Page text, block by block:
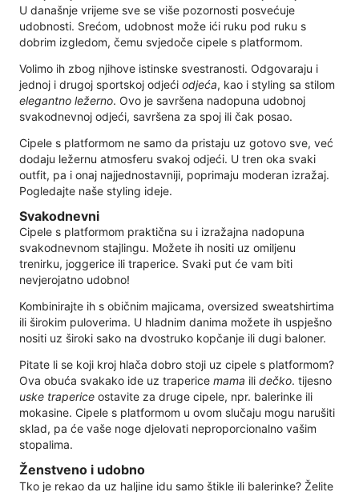
U današnje vrijeme sve se više pozornosti posvećuje
udobnosti. Srećom, udobnost može ići ruku pod ruku s
dobrim izgledom, čemu svjedoče cipele s platformom.
Volimo ih zbog njihove istinske svestranosti. Odgovaraju i
jednoj i drugoj sportskoj odjeći odjeća, kao i styling sa stilom
elegantno ležerno. Ovo je savršena nadopuna udobnoj
svakodnevnoj odjeći, savršena za spoj ili čak posao.
Cipele s platformom ne samo da pristaju uz gotovo sve, već
dodaju ležernu atmosferu svakoj odjeći. U tren oka svaki
outfit, pa i onaj najjednostavniji, poprimaju moderan izražaj.
Pogledajte naše styling ideje.
Svakodnevni
Cipele s platformom praktična su i izražajna nadopuna
svakodnevnom stajlingu. Možete ih nositi uz omiljenu
trenirku, joggerice ili traperice. Svaki put će vam biti
nevjerojatno udobno!
Kombinirajte ih s običnim majicama, oversized sweatshirtima
ili širokim puloverima. U hladnim danima možete ih uspješno
nositi uz široki sako na dvostruko kopčanje ili dugi baloner.
Pitate li se koji kroj hlača dobro stoji uz cipele s platformom?
Ova obuća svakako ide uz traperice mama ili dečko. tijesno
uske traperice ostavite za druge cipele, npr. balerinke ili
mokasine. Cipele s platformom u ovom slučaju mogu narušiti
sklad, pa će vaše noge djelovati neproporcionalno vašim
stopalima.
Ženstveno i udobno
Tko je rekao da uz haljine idu samo štikle ili balerinke? Želite